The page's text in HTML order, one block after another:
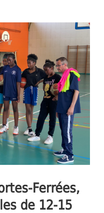
Ferrées,
de 12-15